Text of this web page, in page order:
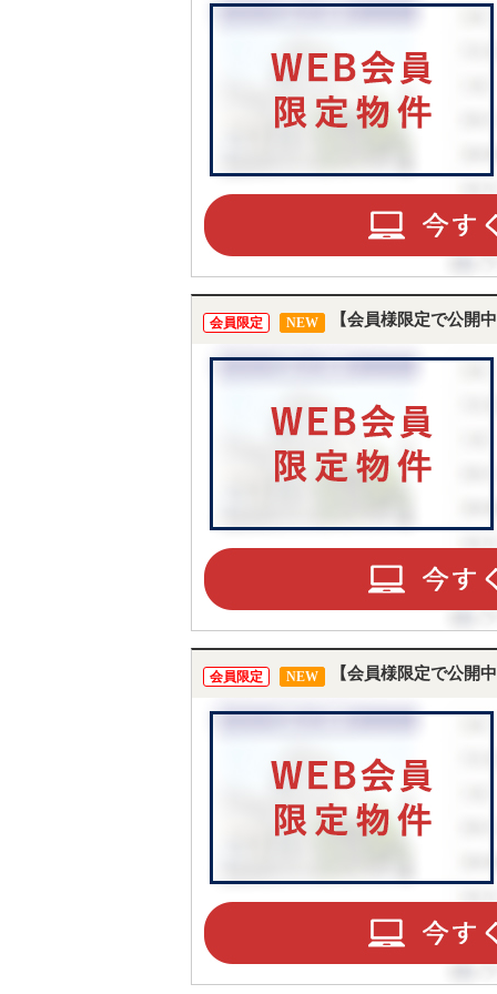
会員限定 NEW 【会員様限定で公開
会員限定 NEW 【会員様限定で公開